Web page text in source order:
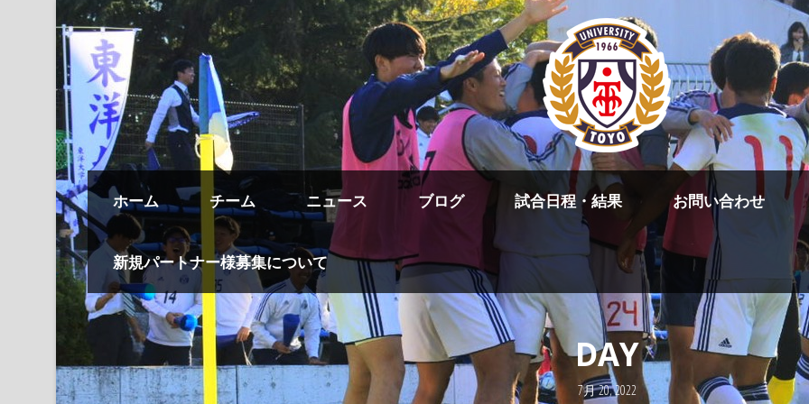
ホーム チーム ニュース ブログ 試合日程・結果 お問い合わせ
新規パートナー様募集について
DAY
7月 20, 2022